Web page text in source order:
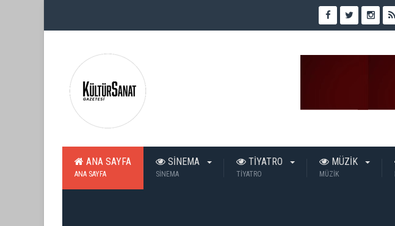
ANA SAYFA
ANA SAYFA
SİNEMA
SİNEMA
TİYATRO
TİYATRO
MÜZİK
MÜZİK